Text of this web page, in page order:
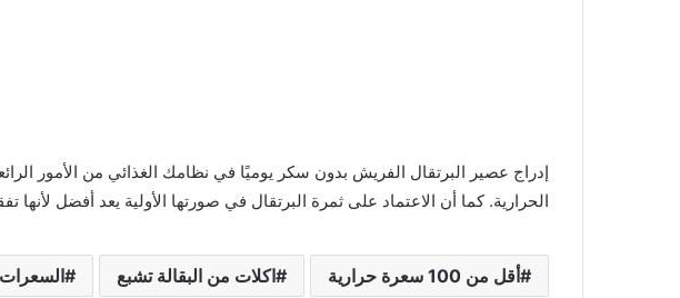
إدراج عصير البرتقال الفريش بدون سكر يوميًا في نظامك الغذائي من الأمور
الحرارية. كما أن الاعتماد على ثمرة البرتقال في صورتها الأولية يعد أفضل لأنها
أقل من 100 سعرة حرارية اكلات من البقالة تشبع السعرات